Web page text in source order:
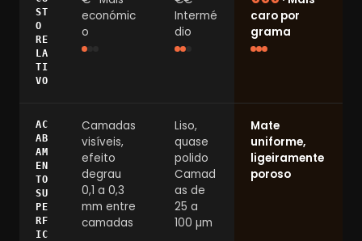
ST
O
RE
LA
TI
VO
económic
o
Intermé
dio
caro por
grama
AC
AB
AM
EN
TO
SU
PE
RF
IC
Camadas
visíveis,
efeito
degrau
0,1 a 0,3
mm entre
camadas
Liso,
quase
polido
Camad
as de
25 a
100 µm
Mate
uniforme,
ligeiramente
poroso